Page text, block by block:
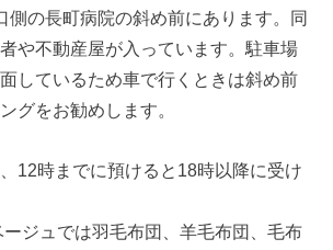
側の長町病院の斜め前にあります。同
や不動産屋が入っています。駐車場
しているため車で行くときは斜め前
グをお勧めします。
12時までに預けると18時以降に受け
ジュでは羽毛布団、羊毛布団、毛布